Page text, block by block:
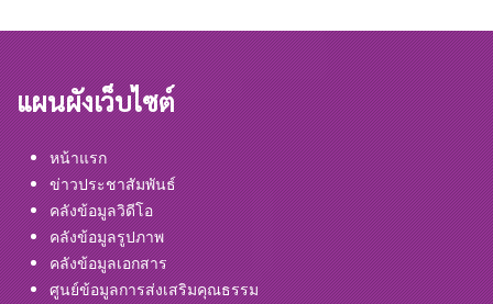
แผนผังเว็บไซต์
หน้าแรก
ข่าวประชาสัมพันธ์
คลังข้อมูลวิดีโอ
คลังข้อมูลรูปภาพ
คลังข้อมูลเอกสาร
ศูนย์ข้อมูลการส่งเสริมคุณธรรม